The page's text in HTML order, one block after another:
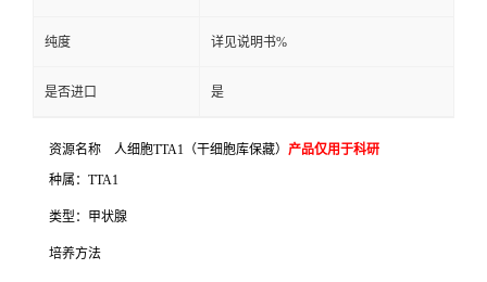
纯度 详见说明书%
是否进口 是
资源名称 人细胞TTA1 （干细胞库保藏） 产品仅用于科研
种属： TTA1
类型：甲状腺
培养方法